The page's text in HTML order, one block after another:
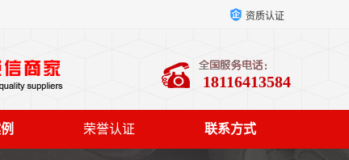
资质认证
18116413584
荣誉认证 联系方式